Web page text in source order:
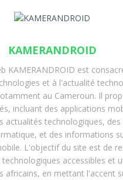
KAMERANDROID
KAMERANDROID est
et à l'actualité
au Cameroun. Il
incluant des applications
actualités technologiques, des
et des informations
L'objectif du site est de
accessibles et
africains, en mettant l'accent